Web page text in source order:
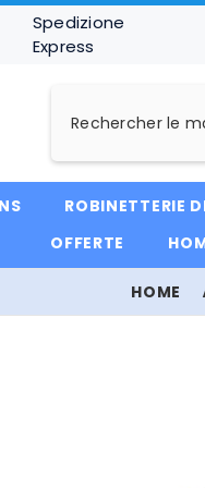
Spedizione
Express
ROBINETTERIE
OFFERTE
HOME